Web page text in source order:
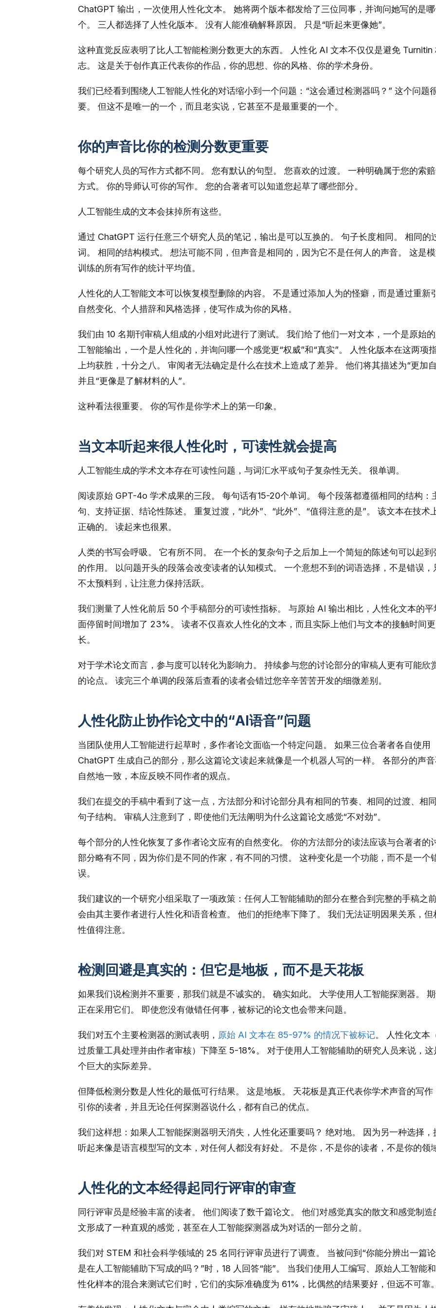
ChatGPT 输出，一次使用人性化文本。 她将两个版本都发给了三位同事，并询问她写的是
个。 三人都选择了人性化版本。 没有人能准确解释原因。 只是“听起来更像她”。
这种直觉反应表明了比人工智能检测分数更大的东西。 人性化 AI 文本不仅仅是避免 Turnitin
志。 这是关于创作真正代表你的作品，你的思想、你的风格、你的学术身份。
我们已经看到围绕人工智能人性化的对话缩小到一个问题：“这会通过检测器吗？” 这个问题
要。 但这不是唯一的一个，而且老实说，它甚至不是最重要的一个。
你的声音比你的检测分数更重要
每个研究人员的写作方式都不同。 您有默认的句型。 您喜欢的过渡。 一种明确属于您的索
方式。 你的导师认可你的写作。 您的合著者可以知道您起草了哪些部分。
人工智能生成的文本会抹掉所有这些。
通过 ChatGPT 运行任意三个研究人员的笔记，输出是可以互换的。 句子长度相同。 相同的
词。 相同的结构模式。 想法可能不同，但声音是相同的，因为它不是任何人的声音。 这是
训练的所有写作的统计平均值。
人性化的人工智能文本可以恢复模型删除的内容。 不是通过添加人为的怪癖，而是通过重新
自然变化、个人措辞和风格选择，使写作成为你的风格。
我们由 10 名期刊审稿人组成的小组对此进行了测试。 我们给了他们一对文本，一个是原始的
工智能输出，一个是人性化的，并询问哪一个感觉更“权威”和“真实”。 人性化版本在这两项
上均获胜，十分之八。 审阅者无法确定是什么在技术上造成了差异。 他们将其描述为“更加
并且“更像是了解材料的人”。
这种看法很重要。 你的写作是你学术上的第一印象。
当文本听起来很人性化时，可读性就会提高
人工智能生成的学术文本存在可读性问题，与词汇水平或句子复杂性无关。 很单调。
阅读原始 GPT-4o 学术成果的三段。 每句话有15-20个单词。 每个段落都遵循相同的结构：
句、支持证据、结论性陈述。 重复过渡，“此外”、“此外”、“值得注意的是”。 该文本在技术
正确的。 读起来也很累。
人类的书写会呼吸。 它有所不同。 在一个长的复杂句子之后加上一个简短的陈述句可以起到
的作用。 以问题开头的段落会改变读者的认知模式。 一个意想不到的词语选择，不是错误，
不太预料到，让注意力保持活跃。
我们测量了人性化前后 50 个手稿部分的可读性指标。 与原始 AI 输出相比，人性化文本的平
面停留时间增加了 23%。 读者不仅喜欢人性化的文本，而且实际上他们与文本的接触时间更
长。
对于学术论文而言，参与度可以转化为影响力。 持续参与您的讨论部分的审稿人更有可能欣
的论点。 读完三个单调的段落后查看的读者会错过您辛辛苦苦开发的细微差别。
人性化防止协作论文中的“AI语音”问题
当团队使用人工智能进行起草时，多作者论文面临一个特定问题。 如果三位合著者各自使用
ChatGPT 生成自己的部分，那么这篇论文读起来就像是一个机器人写的一样。 各部分的声
自然地一致，本应反映不同作者的观点。
我们在提交的手稿中看到了这一点，方法部分和讨论部分具有相同的节奏、相同的过渡、相
句子结构。 审稿人注意到了，即使他们无法阐明为什么这篇论文感觉“不对劲”。
每个部分的人性化恢复了多作者论文应有的自然变化。 你的方法部分的读法应该与合著者的
部分略有不同，因为你们是不同的作家，有不同的习惯。 这种变化是一个功能，而不是一个
误。
我们建议的一个研究小组采取了一项政策：任何人工智能辅助的部分在整合到完整的手稿之
会由其主要作者进行人性化和语音检查。 他们的拒绝率下降了。 我们无法证明因果关系，但
性值得注意。
检测回避是真实的：但它是地板，而不是天花板
如果我们说检测并不重要，那我们就是不诚实的。 确实如此。 大学使用人工智能探测器。 期
正在采用它们。 即使您没有做错任何事，被标记的论文也会带来问题。
我们对五个主要检测器的测试表明， 原始 AI 文本在 85-97% 的情况下被标记。 人性化文本
过质量工具处理并由作者审核）下降至 5-18%。 对于使用人工智能辅助的研究人员来说，这
个巨大的实际差异。
但降低检测分数是人性化的最低可行结果。 这是地板。 天花板是真正代表你学术声音的写作
引你的读者，并且无论任何探测器说什么，都有自己的优点。
我们这样想：如果人工智能探测器明天消失，人性化还重要吗？ 绝对地。 因为另一种选择，
听起来像是语言模型写的文本，对任何人都没有好处。 不是你，不是你的读者，不是你的领
人性化的文本经得起同行评审的审查
同行评审员是经验丰富的读者。 他们阅读了数千篇论文。 他们对感觉真实的散文和感觉制造
文形成了一种直观的感觉，甚至在人工智能探测器成为对话的一部分之前。
我们对 STEM 和社会科学领域的 25 名同行评审员进行了调查。 当被问到“你能分辨出一篇
是在人工智能辅助下写成的吗？”时，18 人回答“能”。 当我们使用人工编写、原始人工智能和
性化样本的混合来测试它们时，它们的实际准确度为 61%，比偶然的结果要好，但远不可靠。